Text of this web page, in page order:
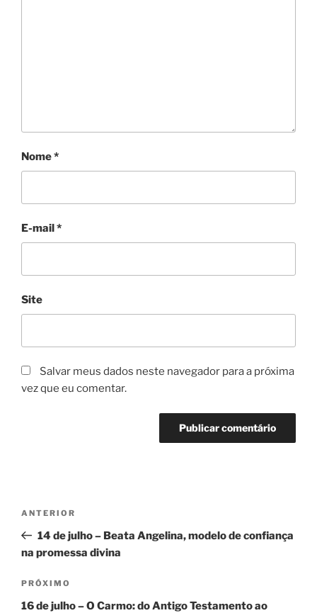
Nome*
E-mail *
Site
Salvar meus dados neste navegador para a próxima
vez que eu comentar.
ANTERIOR
14 de julho – Beata Angelina, modelo de confiança
na promessa divina
PRÓXIMO
16 de julho – O Carmo: do Antigo Testamento ao